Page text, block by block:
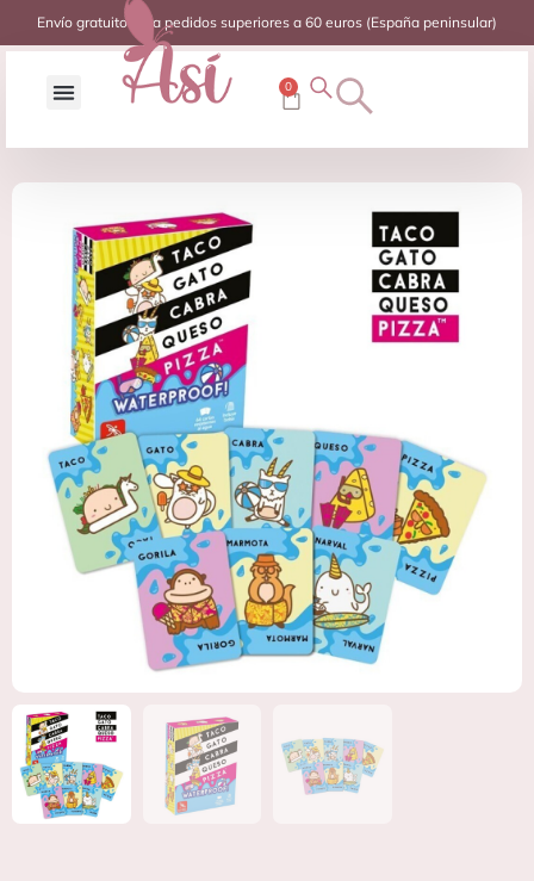
Envío gratuito para pedidos superiores a 60 euros (España peninsular)
0